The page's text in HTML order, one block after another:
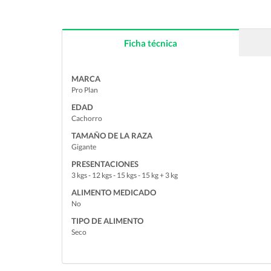
Ficha técnica
MARCA
Pro Plan
EDAD
Cachorro
TAMAÑO DE LA RAZA
Gigante
PRESENTACIONES
3 kgs - 12 kgs - 15 kgs - 15 kg + 3 kg
ALIMENTO MEDICADO
No
TIPO DE ALIMENTO
Seco